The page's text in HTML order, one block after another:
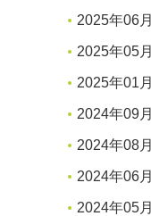
2025年06月
2025年05月
2025年01月
2024年09月
2024年08月
2024年06月
2024年05月